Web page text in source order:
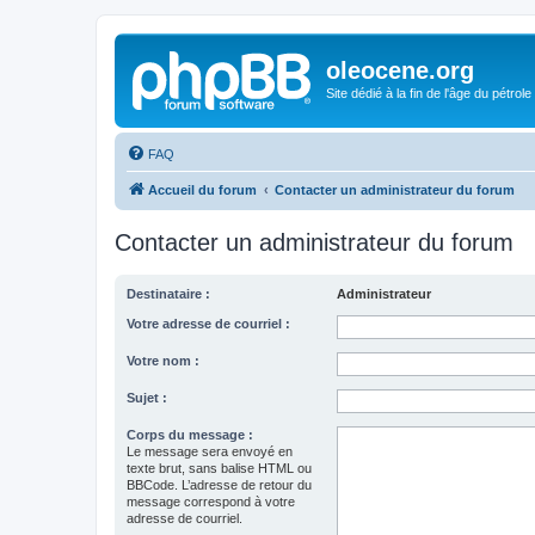
oleocene.org
Site dédié à la fin de l'âge du pétrole
FAQ
Accueil du forum Contacter un administrateur du forum
Contacter un administrateur du forum
Destinataire : Administrateur
Votre adresse de courriel :
Votre nom :
Sujet :
Corps du message :
Le message sera envoyé en
texte brut, sans balise HTML ou
BBCode. L’adresse de retour du
message correspond à votre
adresse de courriel.